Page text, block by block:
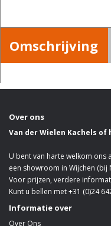
Omschrijving
Over ons
Van der Wielen Kachels
U bent van harte welkom ons
een showroom in Wijchen (bij
Voor prijzen, verdere
Kunt u bellen met +31 (0)24
Informatie over
Over Ons